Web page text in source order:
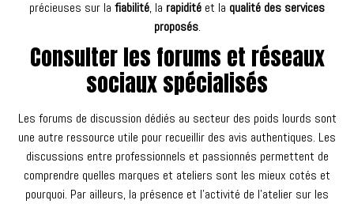
précieuses sur la fiabilité, la rapidité et la qualité des services
proposés.
Consulter les forums et réseaux
sociaux spécialisés
Les forums de discussion dédiés au secteur des poids lourds sont
une autre ressource utile pour recueillir des avis authentiques. Les
discussions entre professionnels et passionnés permettent de
comprendre quelles marques et ateliers sont les mieux cotés et
pourquoi. Par ailleurs, la présence et l’activité de l’atelier sur les